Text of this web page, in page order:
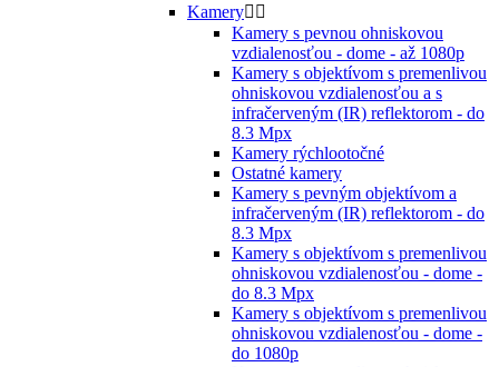
Kamery 
Kamery s pevnou ohniskovou
vzdialenosťou - dome - až 1080p
Kamery s objektívom s premenlivou
ohniskovou vzdialenosťou a s
infračerveným (IR) reflektorom - do
8.3 Mpx
Kamery rýchlootočné
Ostatné kamery
Kamery s pevným objektívom a
infračerveným (IR) reflektorom - do
8.3 Mpx
Kamery s objektívom s premenlivou
ohniskovou vzdialenosťou - dome -
do 8.3 Mpx
Kamery s objektívom s premenlivou
ohniskovou vzdialenosťou - dome -
do 1080p